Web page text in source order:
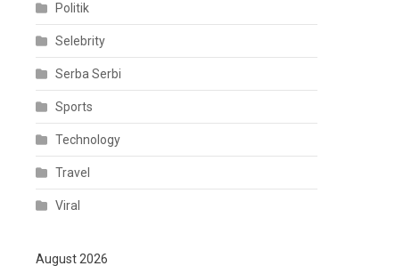
Politik
Selebrity
Serba Serbi
Sports
Technology
Travel
Viral
August 2026